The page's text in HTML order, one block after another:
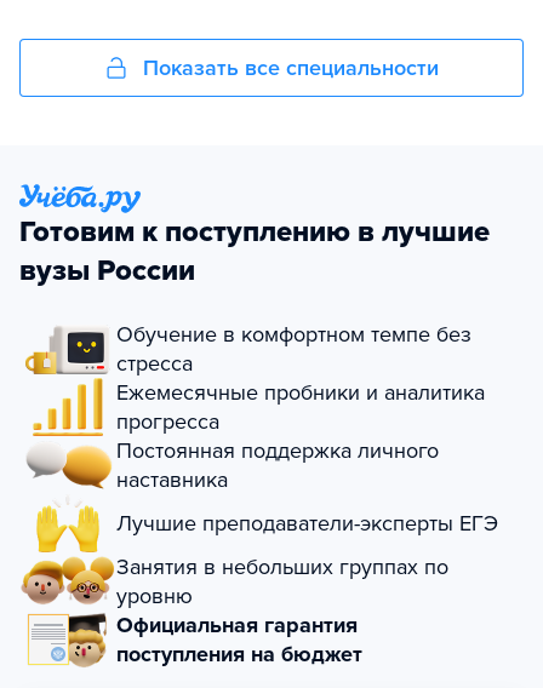
Показать все специальности
Готовим к поступлению в лучшие
вузы России
Обучение в комфортном темпе без
стресса
Ежемесячные пробники и аналитика
прогресса
Постоянная поддержка личного
наставника
Лучшие преподаватели-эксперты ЕГЭ
Занятия в небольших группах по
уровню
Официальная гарантия
поступления на бюджет